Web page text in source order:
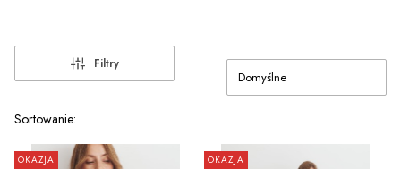
Filtry
Lista produktów
Sortowanie:
Domyślne
OKAZJA OKAZJA